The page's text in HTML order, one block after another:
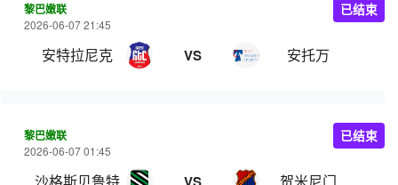
黎巴嫩联
2026-06-07 21:45
安特拉尼克 VS 安托万
已结束
黎巴嫩联
2026-06-07 01:45
已结束